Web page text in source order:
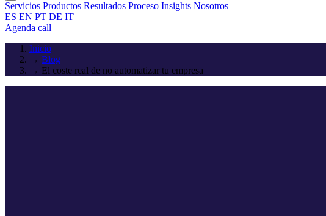
Servicios Productos Resultados Proceso Insights Nosotros
ES EN PT DE IT
Agenda call
Inicio
→ Blog
→ El coste real de no automatizar tu empresa